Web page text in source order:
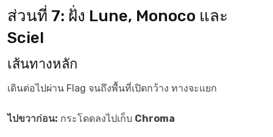
ส่วนที่ 7: ฝั่ง Lune, Monoco และ
Sciel
เส้นทางหลัก
เดินต่อไปผ่าน Flag จนถึงพื้นที่เปิดกว้าง ทางจะแยก
ไปขวาก่อน: กระโดดลงไปเก็บ Chroma